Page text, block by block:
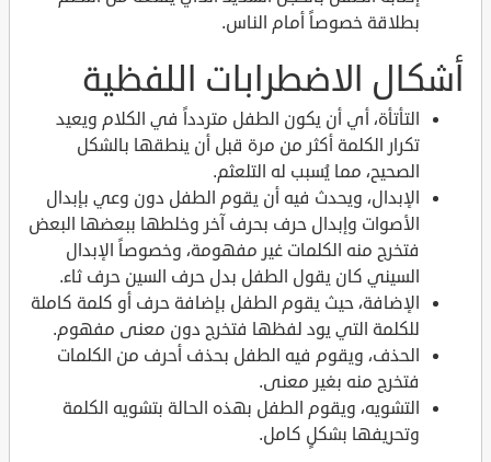
بطلاقة خصوصاً أمام الناس.
أشكال الاضطرابات اللفظية
التأتأة، أي أن يكون الطفل متردداً في الكلام ويعيد
تكرار الكلمة أكثر من مرة قبل أن ينطقها بالشكل
الصحيح، مما يُسبب له التلعثم.
الإبدال، ويحدث فيه أن يقوم الطفل دون وعي بإبدال
الأصوات وإبدال حرف بحرف آخر وخلطها ببعضها البعض
فتخرج منه الكلمات غير مفهومة، وخصوصاً الإبدال
السيني كان يقول الطفل بدل حرف السين حرف ثاء.
الإضافة، حيث يقوم الطفل بإضافة حرف أو كلمة كاملة
للكلمة التي يود لفظها فتخرج دون معنى مفهوم.
الحذف، ويقوم فيه الطفل بحذف أحرف من الكلمات
فتخرج منه بغير معنى.
التشويه، ويقوم الطفل بهذه الحالة بتشويه الكلمة
وتحريفها بشكلٍ كامل.